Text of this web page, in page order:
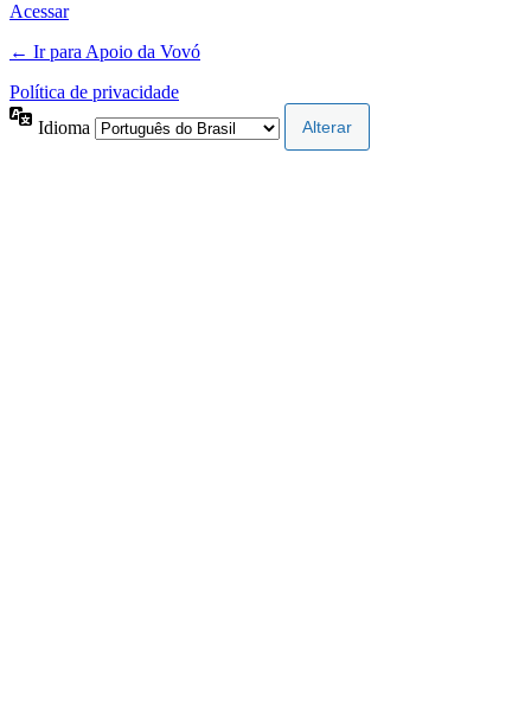
Acessar
← Ir para Apoio da Vovó
Política de privacidade
Idioma